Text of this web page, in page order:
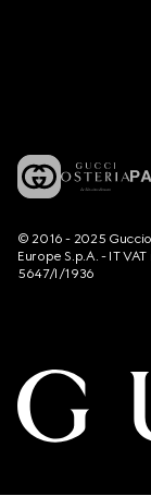
© 2016 - 2025
Europe S.p.A. - IT
5647/I/1936